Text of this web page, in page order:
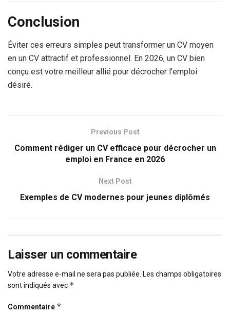
Conclusion
Éviter ces erreurs simples peut transformer un CV moyen
en un CV attractif et professionnel. En 2026, un CV bien
conçu est votre meilleur allié pour décrocher l’emploi
désiré.
Previous Post
Comment rédiger un CV efficace pour décrocher un
emploi en France en 2026
Next Post
Exemples de CV modernes pour jeunes diplômés
Laisser un commentaire
Votre adresse e-mail ne sera pas publiée. Les champs obligatoires
sont indiqués avec *
Commentaire *